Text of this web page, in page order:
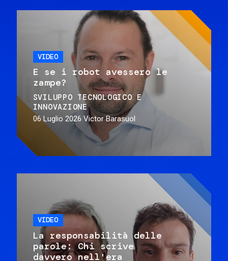
VIDEO
E se i robot avessero le
zampe?
SVILUPPO TECNOLOGICO E
INNOVAZIONE
06 Luglio 2026 Victor Barasuol
VIDEO
La responsabilità delle
parole: Chi scrive
davvero nell'era